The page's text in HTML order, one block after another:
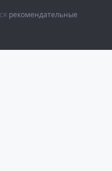
рекомендательные